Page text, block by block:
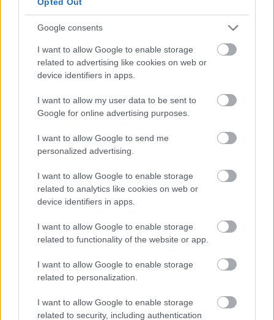
Google consents
I want to allow Google to enable storage
related to advertising like cookies on web or
device identifiers in apps.
I want to allow my user data to be sent to
Google for online advertising purposes.
I want to allow Google to send me
personalized advertising.
I want to allow Google to enable storage
related to analytics like cookies on web or
device identifiers in apps.
I want to allow Google to enable storage
related to functionality of the website or app.
I want to allow Google to enable storage
related to personalization.
I want to allow Google to enable storage
related to security, including authentication
amikor Dorothy házát felkapja a forgószél és Kansas
elszáll alóla. Azonban a helyre, ahová kerül, nem
egyedül jut el, hiszen vele van Toto kutya és
Csodaországban is hamar barátokra, társakra és
A kaleidoszkópon innen és túl
~ gondolatok a diagnosztikáról és annak
lehetséges pozitív hatásairől ~